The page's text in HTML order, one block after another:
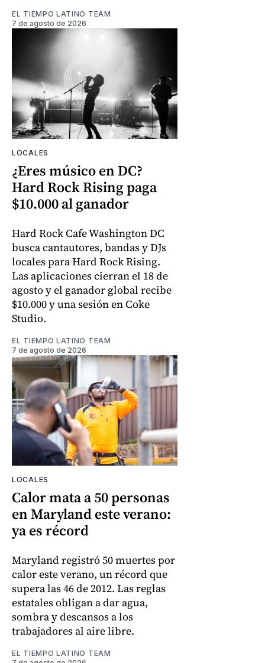
EL TIEMPO LATINO TEAM
7 de agosto de 2026
LOCALES
¿Eres músico en DC?
Hard Rock Rising paga
$10.000 al ganador
Hard Rock Cafe Washington DC
busca cantautores, bandas y DJs
locales para Hard Rock Rising.
Las aplicaciones cierran el 18 de
agosto y el ganador global recibe
$10.000 y una sesión en Coke
Studio.
EL TIEMPO LATINO TEAM
7 de agosto de 2026
LOCALES
Calor mata a 50 personas
en Maryland este verano:
ya es récord
Maryland registró 50 muertes por
calor este verano, un récord que
supera las 46 de 2012. Las reglas
estatales obligan a dar agua,
sombra y descansos a los
trabajadores al aire libre.
EL TIEMPO LATINO TEAM